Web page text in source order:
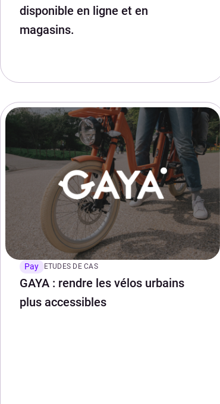
disponible en ligne et en
magasins.
Pay ETUDES DE CAS
GAYA : rendre les vélos urbains
plus accessibles